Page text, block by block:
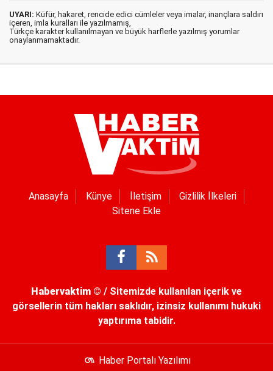
UYARI: Küfür, hakaret, rencide edici cümleler veya imalar, inançlara saldırı
içeren, imla kuralları ile yazılmamış,
Türkçe karakter kullanılmayan ve büyük harflerle yazılmış yorumlar
onaylanmamaktadır.
Anasayfa Künye İletişim
Gizlilik İlkeleri
Sitene Ekle
Habervaktim © / Sitemizde kullanılan içerik ve
görsellerin tüm hakları saklıdır, izinsiz kullanımı hukuki
yaptırıma tabidir.
Haber Portalı Yazılımı